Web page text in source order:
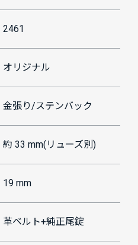
2461
オリジナル
金張り/ステンバック
約 33 mm(リューズ別)
19 mm
革ベルト+純正尾錠